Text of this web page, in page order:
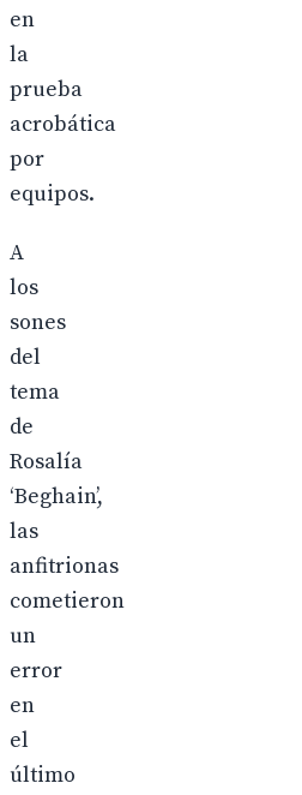
en
la
prueba
acrobática
por
equipos.
A
los
sones
del
tema
de
Rosalía
‘Beghain’,
las
anfitrionas
cometieron
un
error
en
el
último